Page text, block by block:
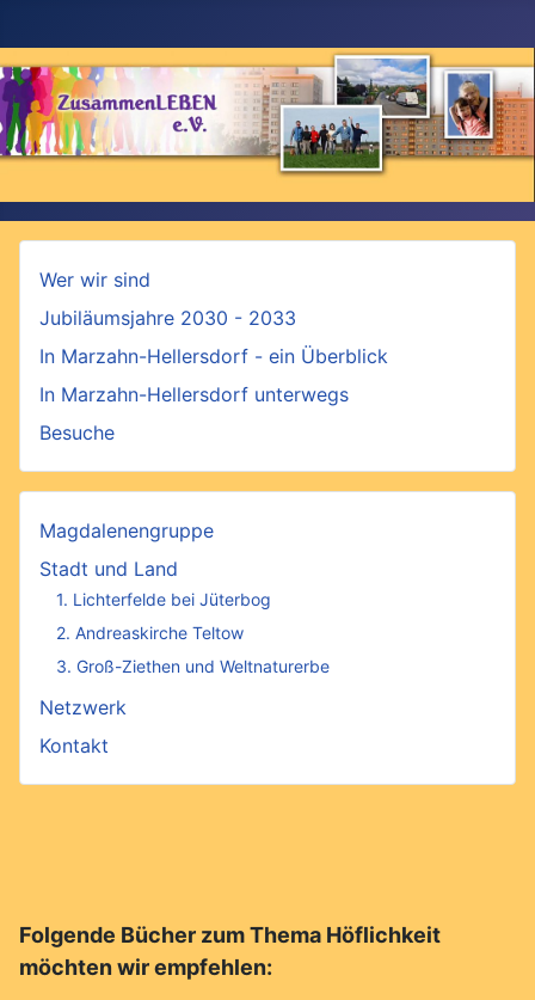
Wer wir sind
Jubiläumsjahre 2030 - 2033
In Marzahn-Hellersdorf - ein Überblick
In Marzahn-Hellersdorf unterwegs
Besuche
Magdalenengruppe
Stadt und Land
1. Lichterfelde bei Jüterbog
2. Andreaskirche Teltow
3. Groß-Ziethen und Weltnaturerbe
Netzwerk
Kontakt
Folgende Bücher zum Thema Höflichkeit
möchten wir empfehlen: